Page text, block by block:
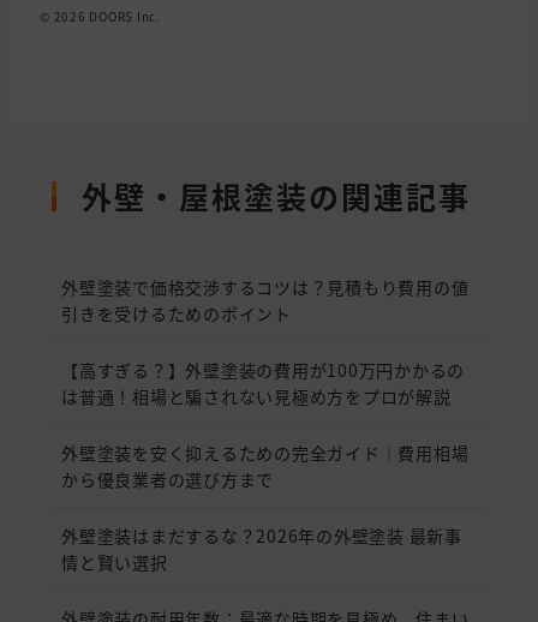
© 2026 DOORS Inc.
外壁・屋根塗装の関連記事
外壁塗装で価格交渉するコツは？見積もり費用の値
引きを受けるためのポイント
【高すぎる？】外壁塗装の費用が100万円かかるの
は普通！相場と騙されない見極め方をプロが解説
外壁塗装を安く抑えるための完全ガイド｜費用相場
から優良業者の選び方まで
外壁塗装はまだするな？2026年の外壁塗装 最新事
情と賢い選択